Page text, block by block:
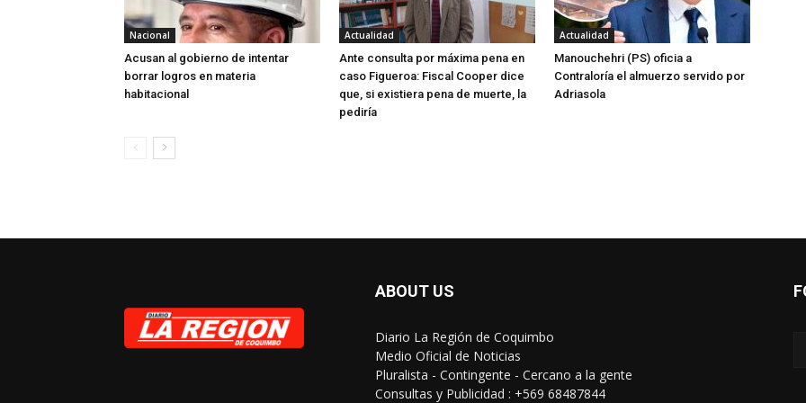
Nacional
Acusan al gobierno de intentar
borrar logros en materia
habitacional
Actualidad
Ante consulta por máxima pena en
caso Figueroa: Fiscal Cooper dice
que, si existiera pena de muerte, la
pediría
Actualidad
Manouchehri (PS) oficia a
Contraloría el almuerzo servido por
Adriasola
ABOUT US
Diario La Región de Coquimbo
Medio Oficial de Noticias
Pluralista - Contingente - Cercano a la gente
Consultas y Publicidad : +569 68487844